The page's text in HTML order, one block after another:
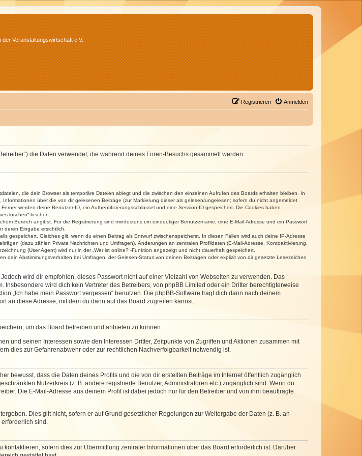
Veranstaltungswirtschaft e.V.
Anmelden
Registrieren
die Daten verwendet, die während deines Foren-Besuchs gesammelt werden.
die dein Browser als temporäre Dateien ablegt und die zwischen den einzelnen Aufrufen des Boards erhalten bleiben. In
über die von dir gelesenen Beiträge (zur Markierung dieser als gelesen/ungelesen; sofern du nicht angemeldet
werden deine Benutzer-ID, ein Authentifizierungsschlüssel und eine Session-ID gespeichert. Die Cookies haben
löschen“ löschen.
Bereich angibst. Für die Registrierung sind mindestens ein eindeutiger Benutzername, eine E-Mail-Adresse und ein Passwort
deren Eingabe ersichtlich.
gespeichert. Gleiches gilt, wenn du einen Beitrag als Entwurf zwischenspeicherst. In diesen Fällen wird auch deine IP-Adresse
(dazu zählen Private Nachrichten und Umfragen), Änderungen an zentralen Profildaten (E-Mail-Adresse, Kontoaktivierung,
(User Agent) wird nur in der „Wer ist online?“-Funktion angezeigt und nicht dauerhaft gespeichert.
dein Abstimmungsverhalten bei Umfragen, der Gelesen-Status von deinen Beiträgen oder explizit von dir gesetzte Lesezeichen
wird dir empfohlen, dieses Passwort nicht auf einer Vielzahl von Webseiten zu verwenden. Das
wird dich kein Vertreter des Betreibers, von phpBB Limited oder ein Dritter berechtigterweise
„Ich habe mein Passwort vergessen“ benutzen. Die phpBB-Software fragt dich dann nach deinem
an diese Adresse, mit dem du dann auf das Board zugreifen kannst.
um das Board betreiben und anbieten zu können.
und seinen Interessen sowie den Interessen Dritter, Zeitpunkte von Zugriffen und Aktionen zusammen mit
dies zur Gefahrenabwehr oder zur rechtlichen Nachverfolgbarkeit notwendig ist.
bewusst, dass die Daten deines Profils und die von dir erstellten Beiträge im Internet öffentlich zugänglich
Nutzerkreis (z. B. andere registrierte Benutzer, Administratoren etc.) zugänglich sind. Wenn du
Die E-Mail-Adresse aus deinem Profil ist dabei jedoch nur für den Betreiber und von ihm beauftragte
Dies gilt nicht, sofern er auf Grund gesetzlicher Regelungen zur Weitergabe der Daten (z. B. an
sind.
sofern dies zur Übermittlung zentraler Informationen über das Board erforderlich ist. Darüber